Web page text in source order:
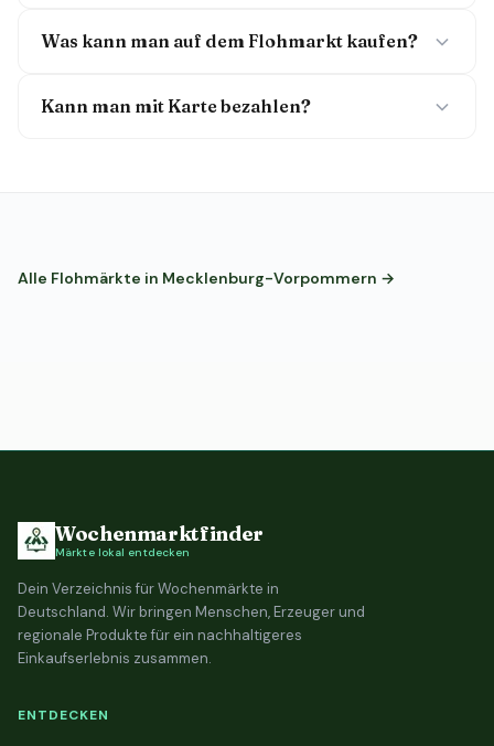
Was kann man auf dem Flohmarkt kaufen?
Kann man mit Karte bezahlen?
Alle Flohmärkte in Mecklenburg-Vorpommern →
Wochenmarktfinder
Märkte lokal entdecken
Dein Verzeichnis für Wochenmärkte in
Deutschland. Wir bringen Menschen, Erzeuger und
regionale Produkte für ein nachhaltigeres
Einkaufserlebnis zusammen.
ENTDECKEN